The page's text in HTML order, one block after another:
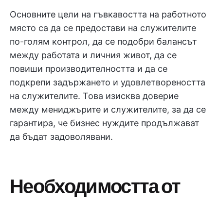
Основните цели на гъвкавостта на работното
място са да се предостави на служителите
по-голям контрол, да се подобри балансът
между работата и личния живот, да се
повиши производителността и да се
подкрепи задържането и удовлетвореността
на служителите. Това изисква доверие
между мениджърите и служителите, за да се
гарантира, че бизнес нуждите продължават
да бъдат задоволявани.
Необходимостта от